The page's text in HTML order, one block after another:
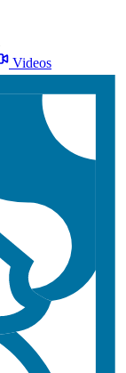
Videos